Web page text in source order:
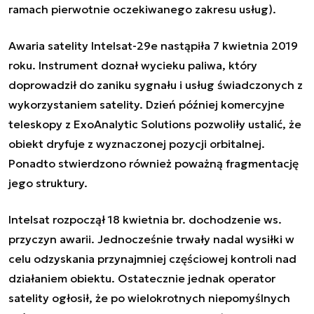
ramach pierwotnie oczekiwanego zakresu usług).
Awaria satelity Intelsat-29e nastąpiła 7 kwietnia 2019
roku. Instrument doznał wycieku paliwa, który
doprowadził do zaniku sygnału i usług świadczonych z
wykorzystaniem satelity. Dzień później komercyjne
teleskopy z ExoAnalytic Solutions pozwoliły ustalić, że
obiekt dryfuje z wyznaczonej pozycji orbitalnej.
Ponadto stwierdzono również poważną fragmentację
jego struktury.
Intelsat rozpoczął 18 kwietnia br. dochodzenie ws.
przyczyn awarii. Jednocześnie trwały nadal wysiłki w
celu odzyskania przynajmniej częściowej kontroli nad
działaniem obiektu. Ostatecznie jednak operator
satelity ogłosił, że po wielokrotnych niepomyślnych